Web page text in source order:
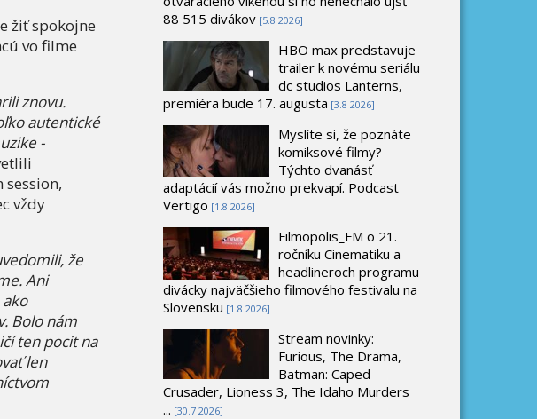
žiť spokojne
vo filme
znovu.
autentické
-
vždy
že
Ani
Bolo nám
ten pocit na
len
88 515 divákov [5.8 2026]
HBO max predstavuje
trailer k novému seriálu
dc studios Lanterns,
premiéra bude 17. augusta [3.8 2026]
Myslíte si, že poznáte
komiksové filmy?
Týchto dvanásť
adaptácií vás možno prekvapí. Podcast
Vertigo [1.8 2026]
Filmopolis_FM o 21.
ročníku Cinematiku a
headlineroch programu
divácky najväčšieho filmového festivalu na
Slovensku [1.8 2026]
Stream novinky:
Furious, The Drama,
Batman: Caped
Crusader, Lioness 3, The Idaho Murders
... [30.7 2026]